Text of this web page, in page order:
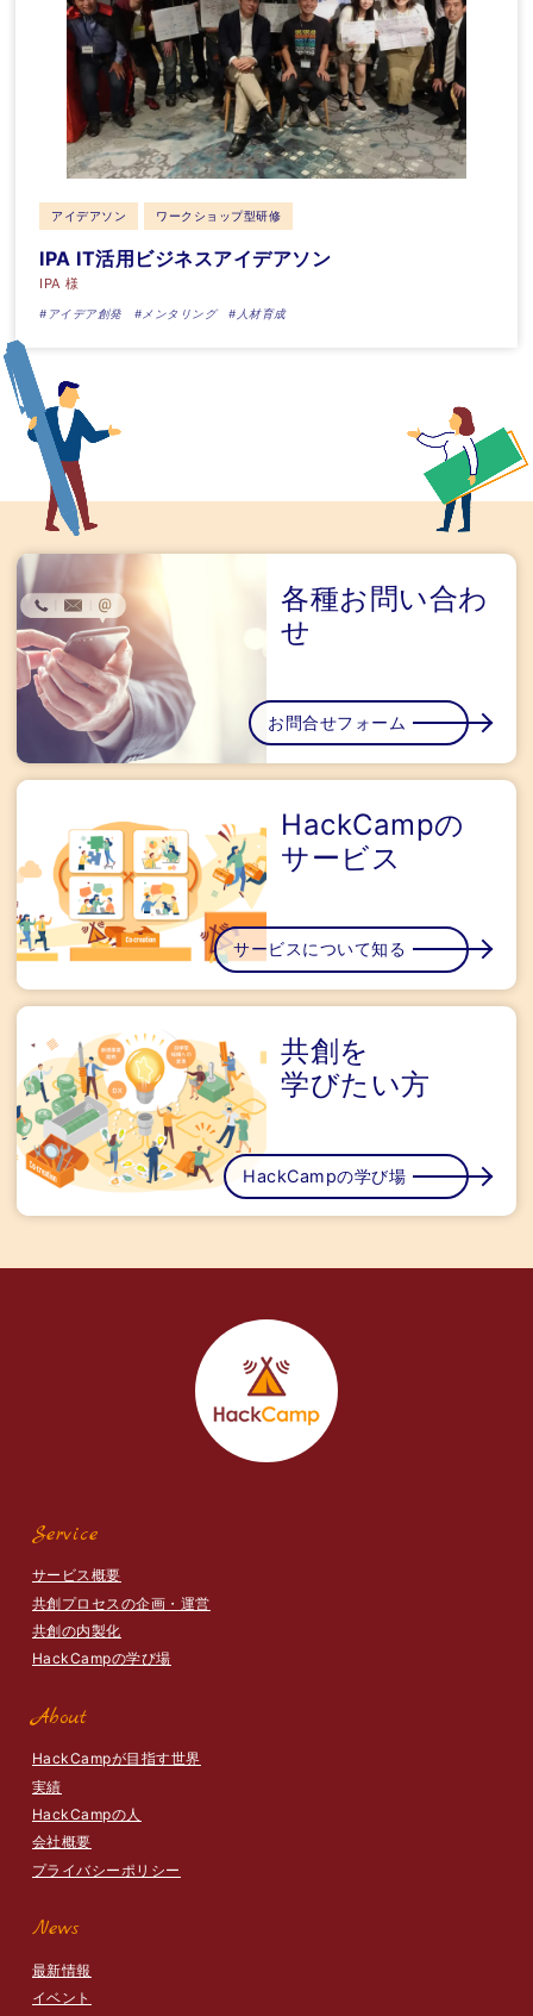
アイデアソン ワークショップ型研修
IPA IT活用ビジネスアイデアソン
IPA 様
#アイデア創発 #メンタリング #人材育成
各種お問い合わ
せ
お問合せフォーム
HackCampの
サービス
サービスについて知る
共創を
学びたい方
HackCampの学び場
Service
サービス概要
共創プロセスの企画・運営
共創の内製化
HackCampの学び場
About
HackCampが目指す世界
実績
HackCampの人
会社概要
プライバシーポリシー
News
最新情報
イベント